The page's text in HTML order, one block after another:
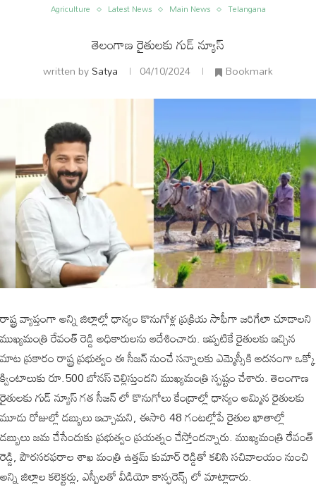
Agriculture Latest News Main News Telangana
తెలంగాణ రైతులకు గుడ్ న్యూస్
written bySatya 04/10/2024 Bookmark
రాష్ట్ర వ్యాప్తంగా అన్ని జిల్లాల్లో ధాన్యం కొనుగోళ్ల ప్రక్రియ సాఫీగా జరిగేలా చూడాలని
ముఖ్యమంత్రి రేవంత్ రెడ్డి అధికారులను ఆదేశించారు. ఇప్పటికే రైతులకు ఇచ్చిన
మాట ప్రకారం రాష్ట్ర ప్రభుత్వం ఈ సీజన్ నుంచే సన్నాలకు ఎమ్మెస్సీకి అదనంగా ఒక్కో
క్వింటాలుకు రూ.500 బోనస్ చెల్లిస్తుందని ముఖ్యమంత్రి స్పష్టం చేశారు. తెలంగాణ
రైతులకు గుడ్ న్యూస్ గత సీజన్ లో కొనుగోలు కేంద్రాల్లో ధాన్యం అమ్మిన రైతులకు
మూడు రోజుల్లో డబ్బులు ఇచ్చామని, ఈసారి 48 గంటల్లోపే రైతుల ఖాతాల్లో
డబ్బులు జమ చేసేందుకు ప్రభుత్వం ప్రయత్నం చేస్తోందన్నారు. ముఖ్యమంత్రి రేవంత్
రెడ్డి, పౌరసరఫరాల శాఖ మంత్రి ఉత్తమ్ కుమార్ రెడ్డితో కలిసి సచివాలయం నుంచి
అన్ని జిల్లాల కలెక్టర్లు, ఎస్పీలతో వీడియో కాన్ఫరెన్స్ లో మాట్లాడారు.
అంతర్జాతీయం